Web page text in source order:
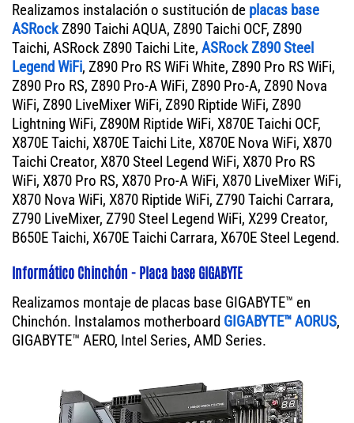
Realizamos instalación o sustitución de placas base
ASRockZ890 Taichi AQUA, Z890 Taichi OCF, Z890
Taichi, ASRock Z890 Taichi Lite, ASRock Z890 Steel
Legend WiFi, Z890 Pro RS WiFi White, Z890 Pro RS WiFi,
Z890 Pro RS, Z890 Pro-A WiFi, Z890 Pro-A, Z890 Nova
WiFi, Z890 LiveMixer WiFi, Z890 Riptide WiFi, Z890
Lightning WiFi, Z890M Riptide WiFi, X870E Taichi OCF,
X870E Taichi, X870E Taichi Lite, X870E Nova WiFi, X870
Taichi Creator, X870 Steel Legend WiFi, X870 Pro RS
WiFi, X870 Pro RS, X870 Pro-A WiFi, X870 LiveMixer WiFi,
X870 Nova WiFi, X870 Riptide WiFi, Z790 Taichi Carrara,
Z790 LiveMixer, Z790 Steel Legend WiFi, X299 Creator,
B650E Taichi, X670E Taichi Carrara, X670E Steel Legend.
Informático Chinchón - Placa base GIGABYTE
Realizamos montaje de placas base GIGABYTE™ en
Chinchón. Instalamos motherboard GIGABYTE™ AORUS,
GIGABYTE™ AERO, Intel Series, AMD Series.